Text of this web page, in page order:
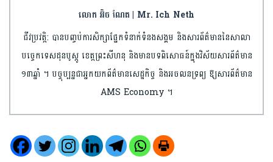
លោក អ៊ិច ណែត | Mr. Ich Neth
ជីវប្រវត្តិ: បានបញ្ចប់​ការ​សិក្សា​ផ្នែកទំនាក់ទំនង​សង្គម និងសារព័ត៌មាន​​នៃសាលា​
បច្ចេកទេស​ដុន​បូស្កូ ខេត្តព្រះ​សីហនុ និងមានបទពិសោធន៍​ក្នុងវិស័យ​សារព័ត៌មាន​
១៣ឆ្នាំ ។ បច្ចុប្បន្នជា​អ្នកយកព័ត៌មាន​សេដ្ឋកិច្ច និងអចលនទ្រព្យ​ ឱ្យសារព័ត៌មាន
AMS Economy ។​